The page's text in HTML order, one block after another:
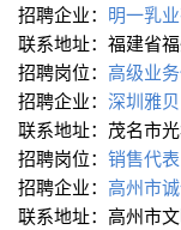
招聘企业： 明一乳
联系地址：福建省
招聘岗位： 高级业
招聘企业： 深圳雅
联系地址：茂名市
招聘岗位： 销售代表
招聘企业： 高州市
联系地址：高州市